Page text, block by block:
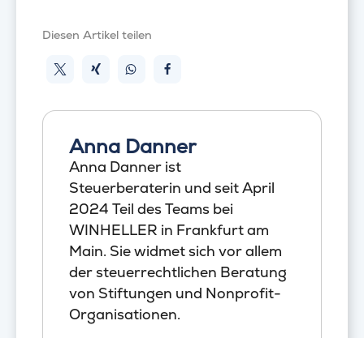
Diesen Artikel teilen
Anna Danner
Anna Danner ist
Steuerberaterin und seit April
2024 Teil des Teams bei
WINHELLER in Frankfurt am
Main. Sie widmet sich vor allem
der steuerrechtlichen Beratung
von Stiftungen und Nonprofit-
Organisationen.